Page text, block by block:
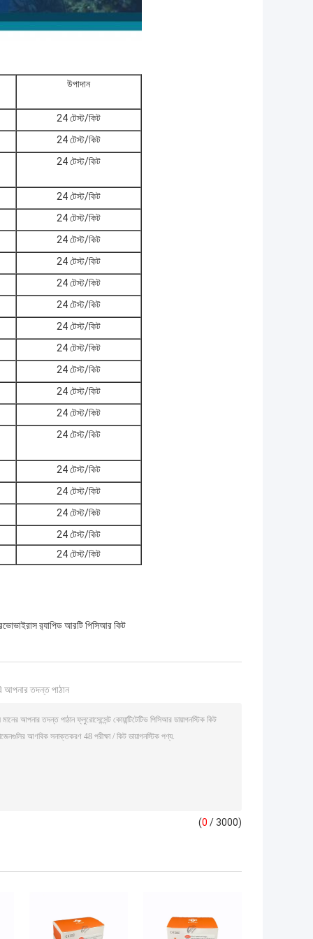
উপাদান
24 টেস্ট/কিট
24 টেস্ট/কিট
24 টেস্ট/কিট
24 টেস্ট/কিট
24 টেস্ট/কিট
24 টেস্ট/কিট
24 টেস্ট/কিট
24 টেস্ট/কিট
24 টেস্ট/কিট
24 টেস্ট/কিট
24 টেস্ট/কিট
24 টেস্ট/কিট
24 টেস্ট/কিট
24 টেস্ট/কিট
24 টেস্ট/কিট
24 টেস্ট/কিট
24 টেস্ট/কিট
24 টেস্ট/কিট
24 টেস্ট/কিট
24 টেস্ট/কিট
র‌্যাপিড আরটি পিসিআর কিট
আপনার তদন্ত পাঠান
(0 / 3000)